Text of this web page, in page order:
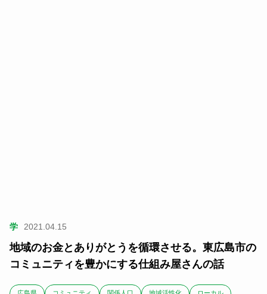
学 2021.04.15
地域のお金とありがとうを循環させる。東広島市の
コミュニティを豊かにする仕組み屋さんの話
広島県 コミュニティ 関係人口 地域活性化 ローカル